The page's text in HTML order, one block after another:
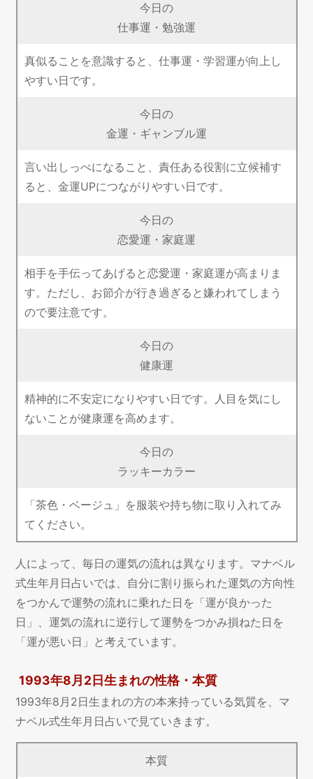
今日の
仕事運・勉強運
真似ることを意識すると、仕事運・学習運が向上し
やすい日です。
今日の
金運・ギャンブル運
言い出しっぺになること、責任ある役割に立候補す
ると、金運UPにつながりやすい日です。
今日の
恋愛運・家庭運
相手を手伝ってあげると恋愛運・家庭運が高まりま
す。ただし、お節介が行き過ぎると嫌われてしまう
ので要注意です。
今日の
健康運
精神的に不安定になりやすい日です。人目を気にし
ないことが健康運を高めます。
今日の
ラッキーカラー
「茶色・ベージュ」を服装や持ち物に取り入れてみ
てください。
人によって、毎日の運気の流れは異なります。マナベル
式生年月日占いでは、自分に割り振られた運気の方向性
をつかんで運勢の流れに乗れた日を「運が良かった
日」、運気の流れに逆行して運勢をつかみ損ねた日を
「運が悪い日」と考えています。
1993年8月2日生まれの性格・本質
1993年8月2日生まれの方の本来持っている気質を、マ
ナベル式生年月日占いで見ていきます。
本質